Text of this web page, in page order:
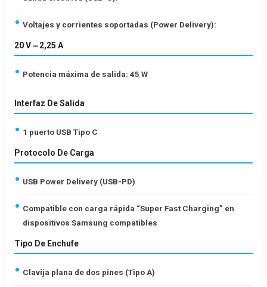
Voltajes y corrientes soportadas (Power Delivery):
20 V ⎓ 2,25 A
Potencia máxima de salida: 45 W
Interfaz De Salida
1 puerto USB Tipo C
Protocolo De Carga
USB Power Delivery (USB-PD)
Compatible con carga rápida “Super Fast Charging” en
dispositivos Samsung compatibles
Tipo De Enchufe
Clavija plana de dos pines (Tipo A)